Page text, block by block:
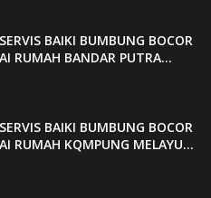
BAIKI BUMBUNG BOCOR
RUMAH BANDAR PUTRA...
BAIKI BUMBUNG BOCOR
RUMAH KQMPUNG MELAYU...